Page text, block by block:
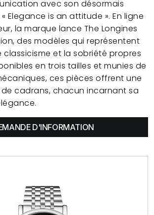
avec son désormais
Elegance is an attitude ». En ligne
la marque lance The Longines
des modèles qui représentent
et la sobriété propres
en trois tailles et munies de
ces pièces offrent une
cadrans, chacun incarnant sa
D'INFORMATION